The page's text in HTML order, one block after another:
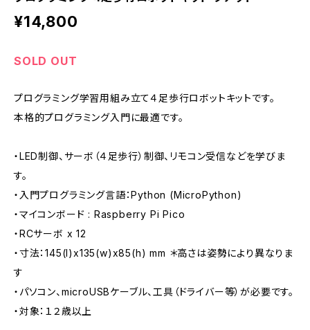
¥14,800
SOLD OUT
プログラミング学習用組み立て４足歩行ロボットキットです。
本格的プログラミング入門に最適です。
・LED制御、サーボ（４足歩行）制御、リモコン受信などを学びま
す。
・入門プログラミング言語：Python (MicroPython)
・マイコンボード : Raspberry Pi Pico
・RCサーボ x 12
・寸法：145(l)x135(w)x85(h) mm ＊高さは姿勢により異なりま
す
・パソコン、microUSBケーブル、工具（ドライバー等）が必要です。
・対象：１２歳以上